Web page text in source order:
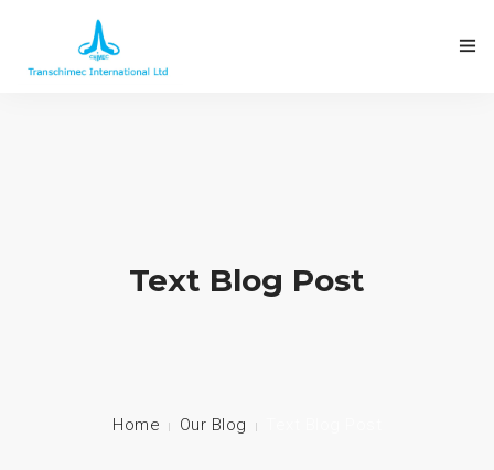
Text Blog Post
Home Our Blog